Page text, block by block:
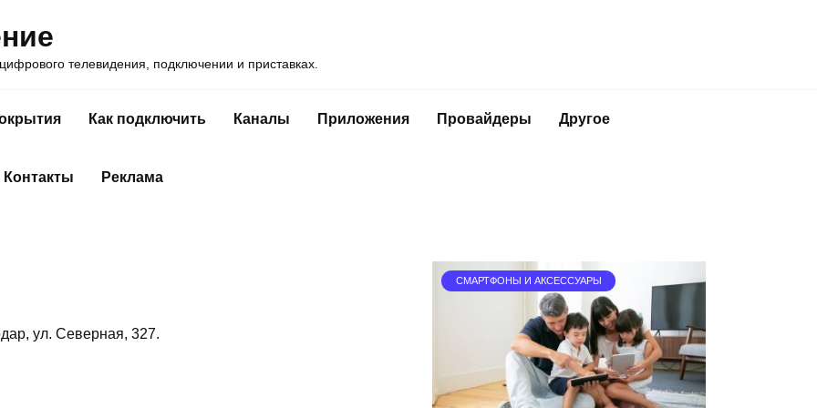
телевидения, подключении и приставках.
Как подключить Каналы Приложения Провайдеры Другое
Контакты Реклама
ул. Северная, 327.
СМАРТФОНЫ И АКСЕССУАРЫ